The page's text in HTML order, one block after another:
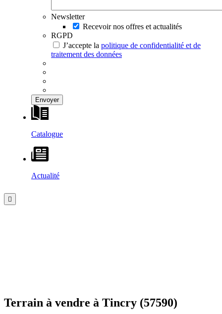
Newsletter
Recevoir nos offres et actualités
RGPD
J’accepte la politique de confidentialité et de
traitement des données
Catalogue
Actualité
Terrain à vendre à Tincry (57590)